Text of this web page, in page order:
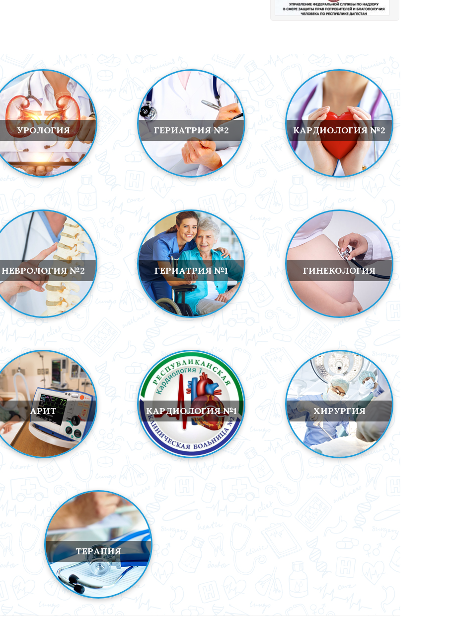
УРОЛОГИЯ ГЕРИАТРИЯ №2 КАРДИОЛОГИЯ №2
НЕВРОЛОГИЯ №2 ГЕРИАТРИЯ №1 ГИНЕКОЛОГИЯ
АРИТ КАРДИОЛОГИЯ №1 ХИРУРГИЯ
ТЕРАПИЯ